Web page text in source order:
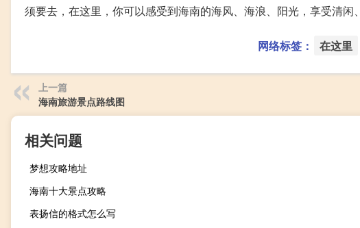
须要去，在这里，你可以感受到海南的海风、海浪、阳光，享受清闲
网络标签： 在这里
上一篇
海南旅游景点路线图
相关问题
梦想攻略地址
海南十大景点攻略
表扬信的格式怎么写